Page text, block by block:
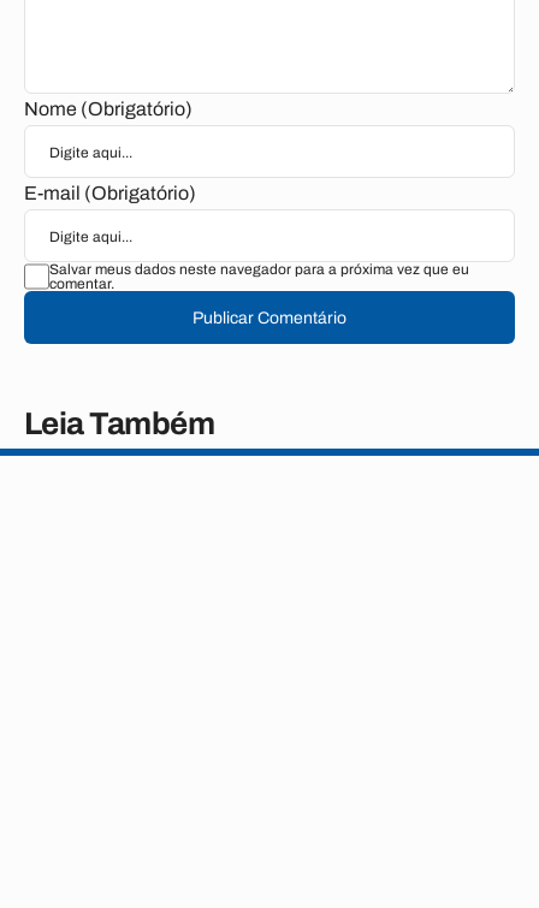
Nome (Obrigatório)
E-mail (Obrigatório)
Salvar meus dados neste navegador para a próxima vez que eu
comentar.
Publicar Comentário
Leia Também